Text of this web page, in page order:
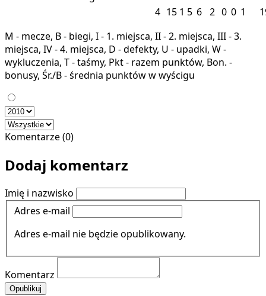
4 15 1 5 6 2 0 0 1
M - mecze, B - biegi, I - 1. miejsca, II - 2. miejsca, III - 3.
miejsca, IV - 4. miejsca, D - defekty, U - upadki, W -
wykluczenia, T - taśmy, Pkt - razem punktów, Bon. -
bonusy, Śr./B - średnia punktów w wyścigu
Komentarze (0)
Dodaj komentarz
Imię i nazwisko
Adres e-mail
Adres e-mail nie będzie opublikowany.
Komentarz
Opublikuj